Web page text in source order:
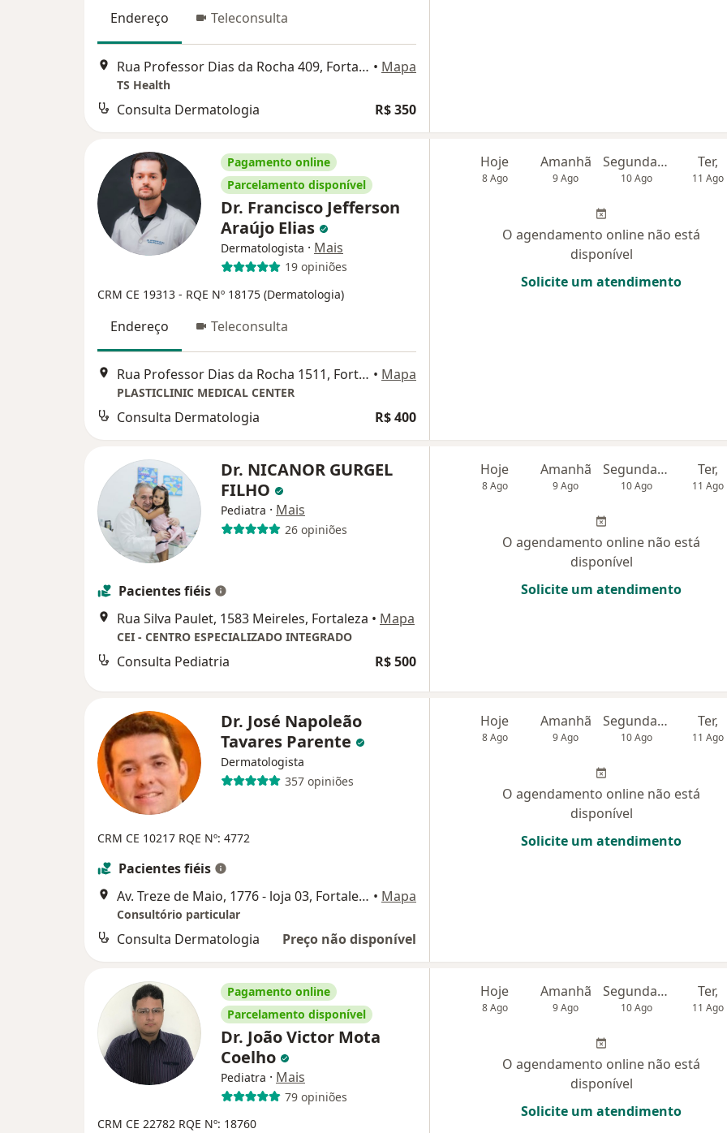
Endereço Teleconsulta
Rua Professor Dias da Rocha 409, Fortaleza • Mapa
TS Health
Consulta Dermatologia R$ 350
Pagamento online
Parcelamento disponível
Dr. Francisco Jefferson
Araújo Elias
Dermatologista · Mais
19 opiniões
CRM CE 19313 - RQE Nº 18175 (Dermatologia)
Endereço Teleconsulta
Rua Professor Dias da Rocha 1511, Fortaleza • Mapa
PLASTICLINIC MEDICAL CENTER
Consulta Dermatologia R$ 400
Hoje
8 Ago
Amanhã
9 Ago
Segunda-feira
10 Ago
Ter,
11 Ago
O agendamento online não está
disponível
Solicite um atendimento
Dr. NICANOR GURGEL
FILHO
Pediatra · Mais
26 opiniões
Pacientes fiéis
Rua Silva Paulet, 1583 Meireles, Fortaleza • Mapa
CEI - CENTRO ESPECIALIZADO INTEGRADO
Consulta Pediatria R$ 500
Hoje
8 Ago
Amanhã
9 Ago
Segunda-feira
10 Ago
Ter,
11 Ago
O agendamento online não está
disponível
Solicite um atendimento
Dr. José Napoleão
Tavares Parente
Dermatologista
357 opiniões
CRM CE 10217 RQE Nº: 4772
Pacientes fiéis
Av. Treze de Maio, 1776 - loja 03, Fortaleza • Mapa
Consultório particular
Consulta Dermatologia Preço não disponível
Hoje
8 Ago
Amanhã
9 Ago
Segunda-feira
10 Ago
Ter,
11 Ago
O agendamento online não está
disponível
Solicite um atendimento
Pagamento online
Parcelamento disponível
Dr. João Victor Mota
Coelho
Pediatra · Mais
79 opiniões
CRM CE 22782 RQE Nº: 18760
Hoje
8 Ago
Amanhã
9 Ago
Segunda-feira
10 Ago
Ter,
11 Ago
O agendamento online não está
disponível
Solicite um atendimento